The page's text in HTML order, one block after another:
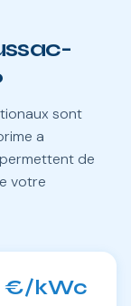
sont
a
de
votre
€/kWc